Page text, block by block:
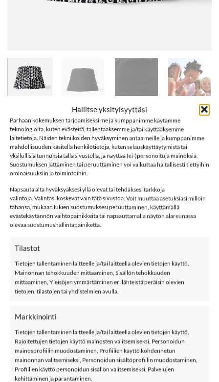
Hallitse yksityisyyttäsi
Parhaan kokemuksen tarjoamiseksi me ja kumppanimme käytämme
teknologioita, kuten evästeitä, tallentaaksemme ja/tai käyttääksemme
laitetietoja. Näiden tekniikoiden hyväksyminen antaa meille ja kumppanimme
mahdollisuuden käsitellä henkilötietoja, kuten selauskäyttäytymistä tai
yksilöllisiä tunnuksia tällä sivustolla, ja näyttää (ei-)personoituja mainoksia.
Suostumuksen jättäminen tai peruuttaminen voi vaikuttaa haitallisesti tiettyihin
ominaisuuksiin ja toimintoihin.
Napsauta alta hyväksyäksesi yllä olevat tai tehdäksesi tarkkoja
valintoja. Valintasi koskevat vain tätä sivustoa. Voit muuttaa asetuksiasi milloin
tahansa, mukaan lukien suostumuksesi peruuttaminen, käyttämällä
evästekäytännön vaihtopainikkeita tai napsauttamalla näytön alareunassa
olevaa suostumushallintapainiketta.
Tilastot
Tietojen tallentaminen laitteelle ja/tai laitteella olevien tietojen käyttö,
Mainonnan tehokkuuden mittaaminen, Sisällön tehokkuuden
mittaaminen, Yleisöjen ymmärtäminen eri lähteistä peräisin olevien
tietojen, tilastojen tai yhdistelmien avulla.
Markkinointi
Tietojen tallentaminen laitteelle ja/tai laitteella olevien tietojen käyttö,
Rajoitettujen tietojen käyttö mainosten valitsemiseksi, Personoidun
mainosprofiilin muodostaminen, Profiilien käyttö kohdennetun
mainonnan valitsemiseksi, Personoidun sisältöprofiilin muodostaminen,
Profiilien käyttö personoidun sisällön valitsemiseksi, Palvelujen
kehittäminen ja parantaminen.
Etusivu / Merkit / Reima
Reima X Minna Parikka 5300176A
PeaceBucket hattu, Black
34,95€
Koko
LISÄÄ OSTOSKORIIN
Tuotetunnus (SKU):668799976027